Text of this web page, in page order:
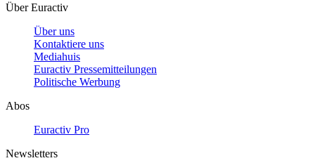
Über Euractiv
Über uns
Kontaktiere uns
Mediahuis
Euractiv Pressemitteilungen
Politische Werbung
Abos
Euractiv Pro
Newsletters